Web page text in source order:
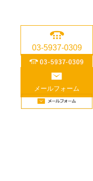
03-5937-0309
メールフォーム